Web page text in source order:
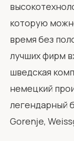
которую
время без
лучших фирм
шведская
немецкий
легендарный
Gorenje,